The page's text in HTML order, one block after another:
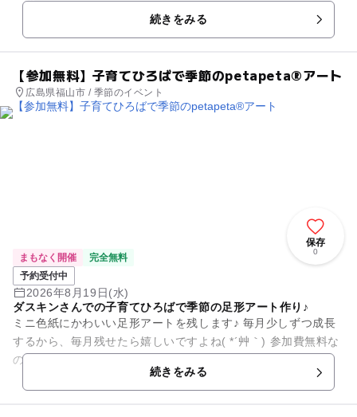
続きをみる
【参加無料】子育てひろばで季節のpetapeta®アート
広島県福山市 / 季節のイベント
保存
0
まもなく開催
完全無料
予約受付中
2026年8月19日(水)
ダスキンさんでの子育てひろばで季節の足形アート作り♪
ミニ色紙にかわいい足形アートを残します♪ 毎月少しずつ成長
するから、毎月残せたら嬉しいですよね( *´艸｀) 参加費無料な
のでぜひぜひお越しくださいね☆ そしてそして～ ダスキン...
続きをみる